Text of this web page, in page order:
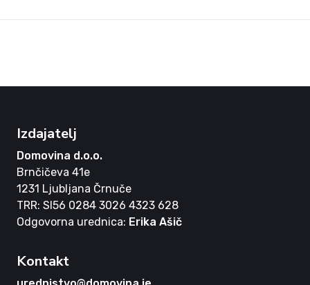
Izdajatelj
Domovina d.o.o.
Brnčičeva 41e
1231 Ljubljana Črnuče
TRR: SI56 0284 3026 4323 628
Odgovorna urednica: Erika Ašič
Kontakt